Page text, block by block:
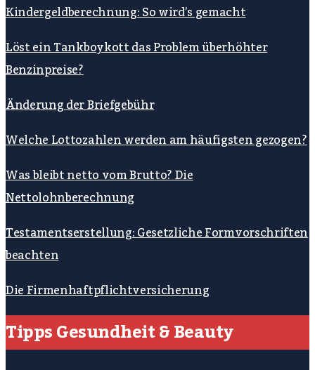
Kindergeldberechnung: So wird’s gemacht
Löst ein Tankboykott das Problem überhöhter
Benzinpreise?
Änderung der Briefgebühr
Welche Lottozahlen werden am häufigsten gezogen?
Was bleibt netto vom Brutto? Die
Nettolohnberechnung
Testamentserstellung: Gesetzliche Formvorschriften
beachten
Die Firmenhaftpflichtversicherung
Tipps Gesundheit & Beauty